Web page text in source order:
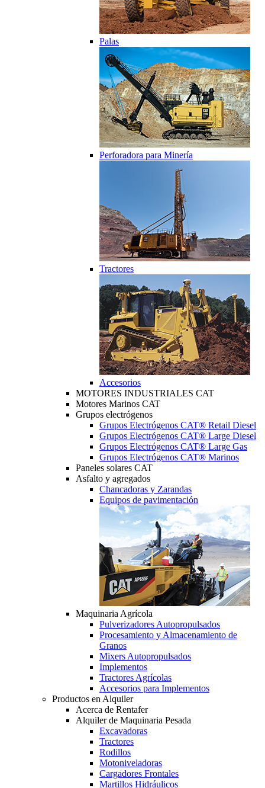
Palas
Perforadora para Minería
Tractores
Accesorios
MOTORES INDUSTRIALES CAT
Motores Marinos CAT
Grupos electrógenos
Grupos Electrógenos CAT® Retail Diesel
Grupos Electrógenos CAT® Large Diesel
Grupos Electrógenos CAT® Large Gas
Grupos Electrógenos CAT® Marinos
Paneles solares CAT
Asfalto y agregados
Chancadoras y Zarandas
Equipos de pavimentación
Maquinaria Agrícola
Pulverizadores Autopropulsados
Procesamiento y Almacenamiento de
Granos
Mixers Autopropulsados
Implementos
Tractores Agrícolas
Accesorios para Implementos
Productos en Alquiler
Acerca de Rentafer
Alquiler de Maquinaria Pesada
Excavadoras
Tractores
Rodillos
Motoniveladoras
Cargadores Frontales
Martillos Hidráulicos